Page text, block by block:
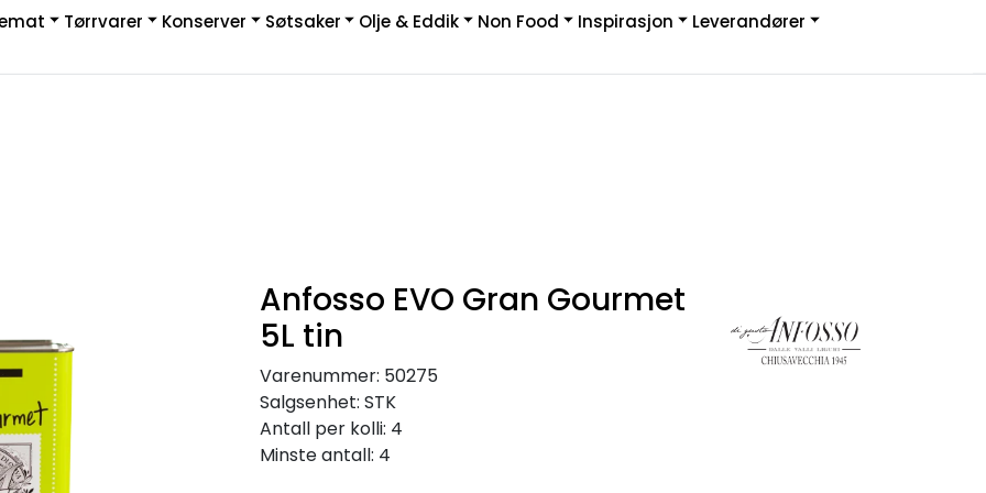
& Retur |
Tørrvarer Konserver Søtsaker Olje & Eddik Non Food Inspirasjon Leverandører
Anfosso EVO Gran Gourmet
5L tin
Varenummer: 50275
Salgsenhet: STK
Antall per kolli: 4
Minste antall: 4